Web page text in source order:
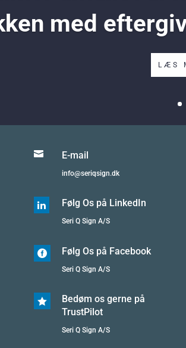
med
LÆS
 E-mail
info@seriqsign.dk
 Følg Os på LinkedIn
Seri Q Sign A/S
 Følg Os på Facebook
Seri Q Sign A/S

Bedøm os gerne på
TrustPilot
Seri Q Sign A/S